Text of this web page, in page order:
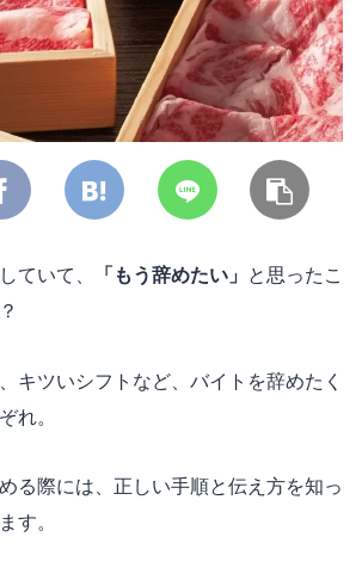
ていて、 「もう辞めたい」 と思ったこ
キツいシフトなど、バイトを辞めたく
れ。
る際には、正しい手順と伝え方を知っ
す。